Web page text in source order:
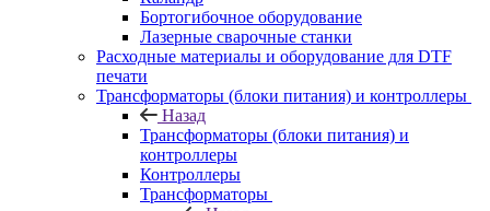
Бортогибочное оборудование
Лазерные сварочные станки
Расходные материалы и оборудование для DTF
печати
Трансформаторы (блоки питания) и контроллеры
Назад
Трансформаторы (блоки питания) и
контроллеры
Контроллеры
Трансформаторы